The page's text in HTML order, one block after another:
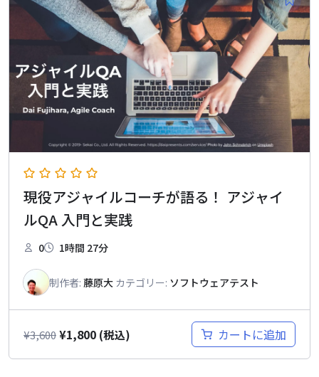
現役アジャイルコーチが語る！ アジャイ
ルQA 入門と実践
0 1時間 27分
制作者: 藤原大 カテゴリー: ソフトウェアテスト
¥3,600¥1,800 (税込) カートに追加